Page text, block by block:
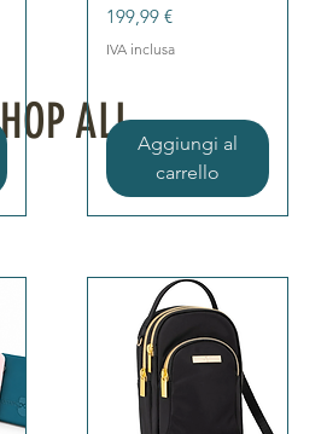
ALL
Prezzo
199,99 €
IVA inclusa
Aggiungi al
carrello